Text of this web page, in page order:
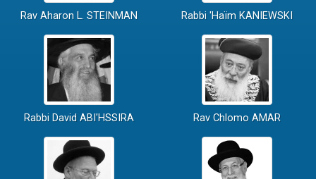
Rav Aharon L. STEINMAN Rabbi 'Haïm KANIEWSKI
Rabbi David ABI'HSSIRA Rav Chlomo AMAR